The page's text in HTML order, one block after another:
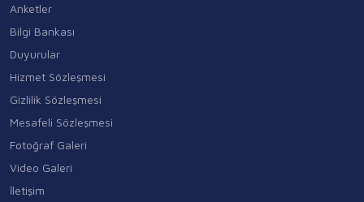
Anketler
Bilgi Bankası
Duyurular
Hizmet Sözleşmesi
Gizlilik Sözleşmesi
Mesafeli Sözleşmesi
Fotoğraf Galeri
Video Galeri
İletişim